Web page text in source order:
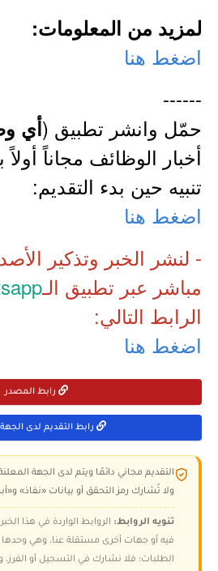
لمزيد من المعلومات:
اضغط هنا
------
حمّل وانشر تطبيق (أي
أخبار الوظائف مجاناً
تنبيه حين بدء التقديم:
اضغط هنا
- لنشر الخبر وتذكير
مباشر عبر تطبيق الـ
الرابط التالي:
اضغط هنا
رابط المصدر
رابط التقديم لدى
التقديم مجاني دائمًا ويتم لدى الجهة
ولا تُشارك رمز التحقق أو بيانات «نفاذ»
تنويه الروابط: الروابط الواردة في هذا
فيه أو جهات أخرى مستقلة عنا، وهي
الطلبات؛ فلا نشارك في التسجيل أو الفرز،